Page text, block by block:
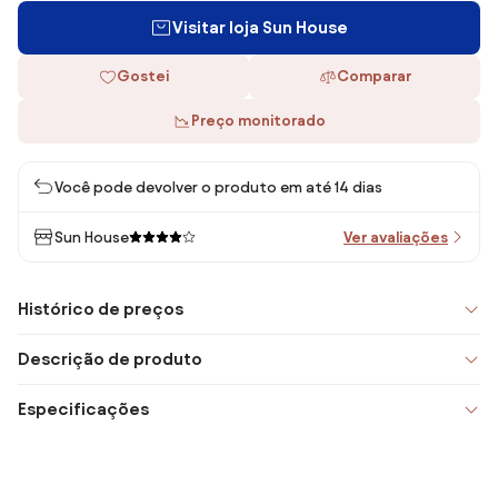
Visitar loja Sun House
Gostei Comparar
Preço monitorado
Você pode devolver o produto em até 14 dias
Sun House Ver avaliações
Histórico de preços
Descrição de produto
Especificações